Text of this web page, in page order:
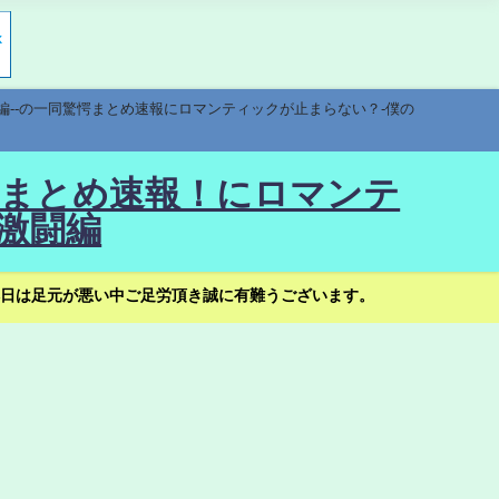
の一同驚愕まとめ速報にロマンティックが止まらない？-僕の
とめ速報！にロマンテ
闘編
足元が悪い中ご足労頂き誠に有難うございます。